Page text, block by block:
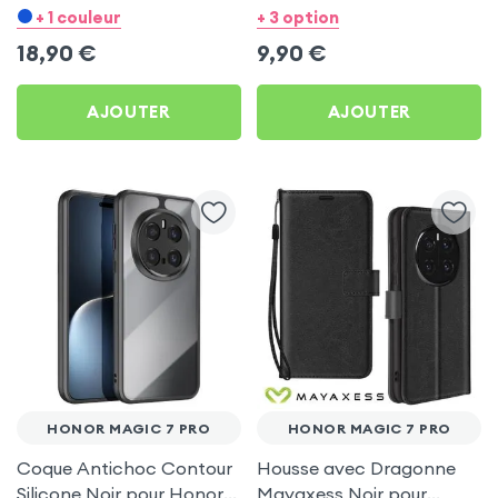
pour Honor Magic 7 Pro
+ 1 couleur
18,90 €
AJOUTER
pour Honor Magic 7 Pro
+ 3 option
9,90 €
AJOUTER
HONOR MAGIC 7 PRO
Coque Antichoc Contour
Silicone Noir pour Honor
HONOR MAGIC 7 PRO
Housse avec Dragonne
Mayaxess Noir pour